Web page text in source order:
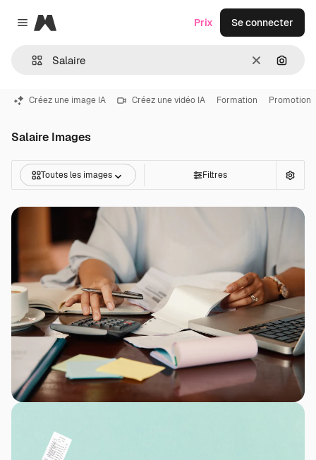
Close menu
Magnific
Effacer
Prix Se connecter
Créez une image IA Créez une vidéo IA Formation Promotion
Salaire Images
Toutes les images Filtres